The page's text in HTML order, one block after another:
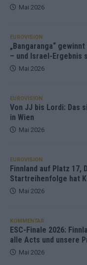
Mai 2026
EUROVISION
„Bangaranga“
– und Israel-Ergebnis
Mai 2026
EUROVISION
Von JJ bis Lordi: Das
in Wien
Mai 2026
EUROVISION
Finnland auf Platz 17,
Startreihenfolge hat
Mai 2026
KOMMENTAR
ESC-Finale 2026:
alle Acts und unsere
Mai 2026